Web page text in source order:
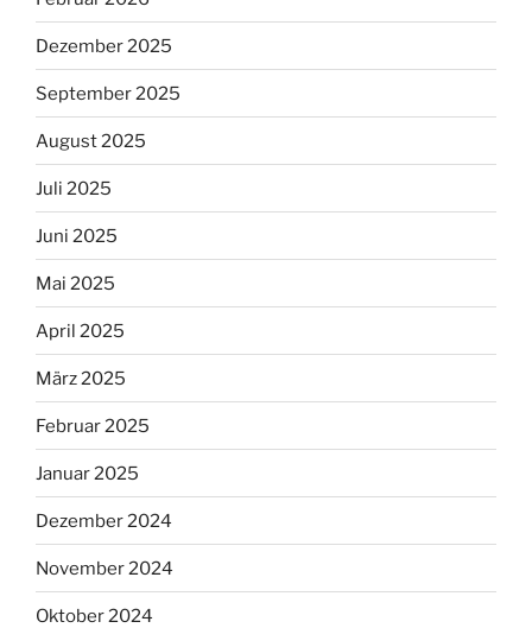
Dezember 2025
September 2025
August 2025
Juli 2025
Juni 2025
Mai 2025
April 2025
März 2025
Februar 2025
Januar 2025
Dezember 2024
November 2024
Oktober 2024